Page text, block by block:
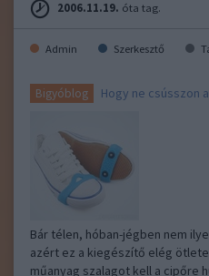
2006.11.19. óta tag.
Admin Szerkesztő
Bigyóblog Hogy ne csússzon
Bár télen, hóban-jégben nem
azért ez a kiegészítő elég
műanyag szalagot kell a cipőre